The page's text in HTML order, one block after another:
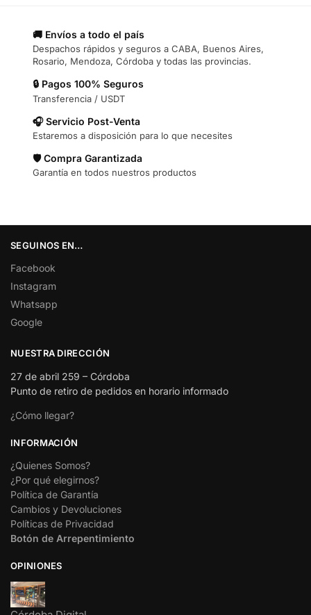
🚚 Envíos a todo el país
Despachos rápidos y seguros a CABA, Buenos Aires,
Rosario, Mendoza, Córdoba y todas las provincias.
🔒 Pagos 100% Seguros
Transferencia / USDT
🎧 Servicio Post-Venta
Estaremos a disposición para lo que necesites
🛡️ Compra Garantizada
Garantía en todos nuestros productos
SEGUINOS EN…
Facebook
Instagram
Whatsapp
Google
NUESTRA DIRECCIÓN
27 de abril 259 – Córdoba
Punto de retiro de pedidos en horario informado
¿Cómo llegar?
INFORMACIÓN
¿Quienes Somos?
¿Por qué elegirnos?
Política de Garantía
Cambios y Devoluciones
Políticas de Privacidad
Botón de Arrepentimiento
OPINIONES